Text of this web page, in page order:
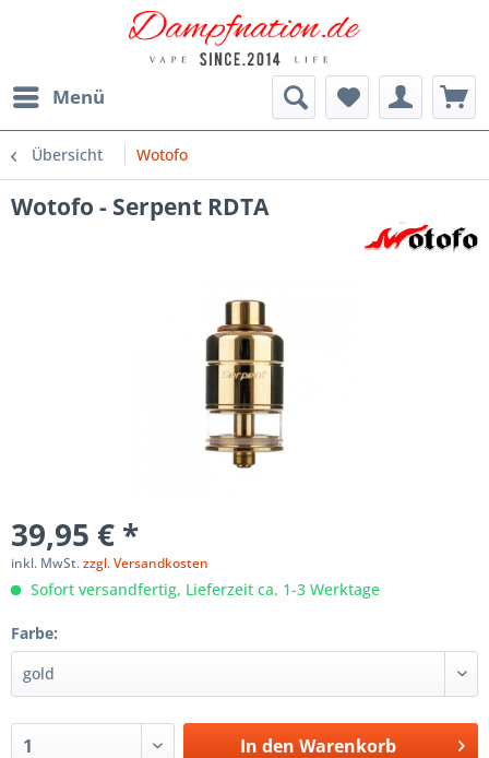
Menü
Übersicht Wotofo
Wotofo - Serpent RDTA
39,95 € *
inkl. MwSt.zzgl. Versandkosten
Sofort versandfertig, Lieferzeit ca. 1-3 Werktage
Farbe:
In den Warenkorb